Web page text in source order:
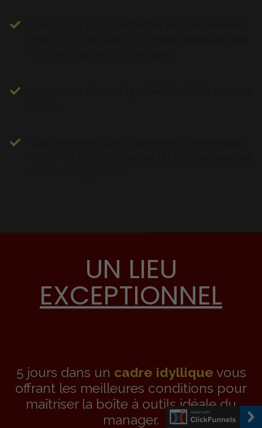
UN LIEU
EXCEPTIONNEL
5 jours dans un cadre idyllique vous
offrant les meilleures conditions pour
maîtriser la boîte à outils idéale du
manager.